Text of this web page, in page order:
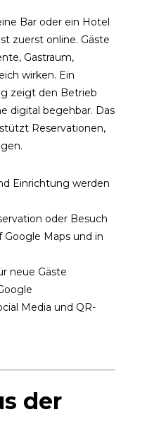
Bar oder ein Hotel
zuerst online. Gäste
Gastraum,
wirken. Ein
zeigt den Betrieb
digital begehbar. Das
Reservationen,
Einrichtung werden
oder Besuch
Maps und in
neue Gäste
Media und QR-
der